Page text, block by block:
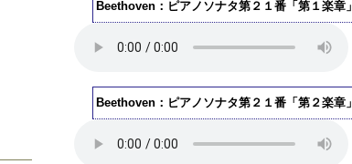
Beethoven：ピアノソナタ第２１番「第１楽章」
Beethoven：ピアノソナタ第２１番「第２楽章」